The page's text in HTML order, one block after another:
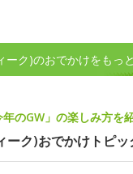
ーク)のおでかけをもっ
のGW」の楽しみ方を
ーク)おでかけトピッ